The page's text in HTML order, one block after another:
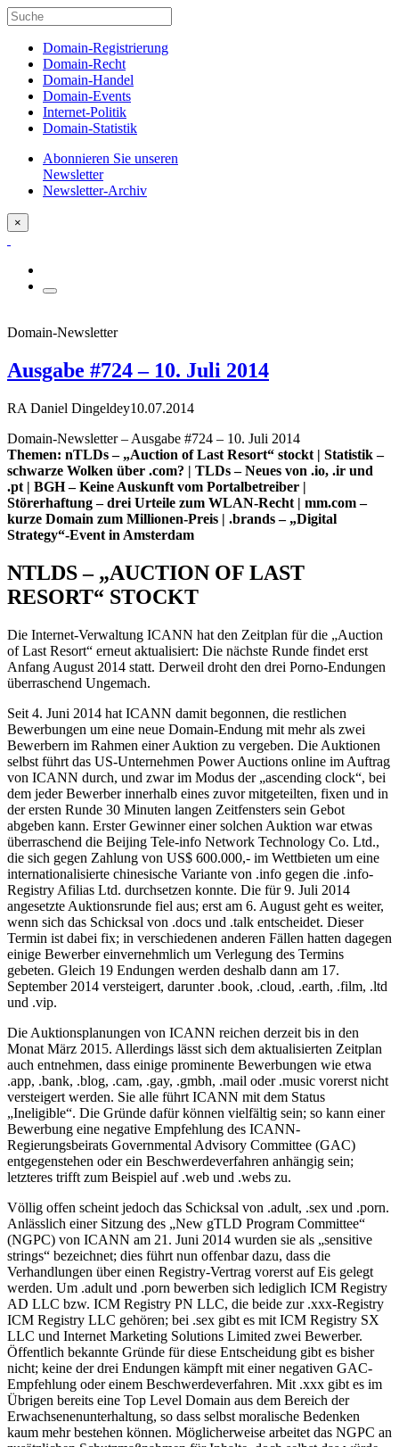
Domain-Registrierung
Domain-Recht
Domain-Handel
Domain-Events
Internet-Politik
Domain-Statistik
Abonnieren Sie unseren
Newsletter
Newsletter-Archiv
×
Domain-Newsletter
Ausgabe #724 – 10. Juli 2014
RA Daniel Dingeldey10.07.2014
Domain-Newsletter – Ausgabe #724 – 10. Juli 2014
Themen: nTLDs – „Auction of Last Resort“ stockt | Statistik –
schwarze Wolken über .com? | TLDs – Neues von .io, .ir und
.pt | BGH – Keine Auskunft vom Portalbetreiber |
Störerhaftung – drei Urteile zum WLAN-Recht | mm.com –
kurze Domain zum Millionen-Preis | .brands – „Digital
Strategy“-Event in Amsterdam
NTLDS – „AUCTION OF LAST
RESORT“ STOCKT
Die Internet-Verwaltung ICANN hat den Zeitplan für die „Auction
of Last Resort“ erneut aktualisiert: Die nächste Runde findet erst
Anfang August 2014 statt. Derweil droht den drei Porno-Endungen
überraschend Ungemach.
Seit 4. Juni 2014 hat ICANN damit begonnen, die restlichen
Bewerbungen um eine neue Domain-Endung mit mehr als zwei
Bewerbern im Rahmen einer Auktion zu vergeben. Die Auktionen
selbst führt das US-Unternehmen Power Auctions online im Auftrag
von ICANN durch, und zwar im Modus der „ascending clock“, bei
dem jeder Bewerber innerhalb eines zuvor mitgeteilten, fixen und in
der ersten Runde 30 Minuten langen Zeitfensters sein Gebot
abgeben kann. Erster Gewinner einer solchen Auktion war etwas
überraschend die Beijing Tele-info Network Technology Co. Ltd.,
die sich gegen Zahlung von US$ 600.000,- im Wettbieten um eine
internationalisierte chinesische Variante von .info gegen die .info-
Registry Afilias Ltd. durchsetzen konnte. Die für 9. Juli 2014
angesetzte Auktionsrunde fiel aus; erst am 6. August geht es weiter,
wenn sich das Schicksal von .docs und .talk entscheidet. Dieser
Termin ist dabei fix; in verschiedenen anderen Fällen hatten dagegen
einige Bewerber einvernehmlich um Verlegung des Termins
gebeten. Gleich 19 Endungen werden deshalb dann am 17.
September 2014 versteigert, darunter .book, .cloud, .earth, .film, .ltd
und .vip.
Die Auktionsplanungen von ICANN reichen derzeit bis in den
Monat März 2015. Allerdings lässt sich dem aktualisierten Zeitplan
auch entnehmen, dass einige prominente Bewerbungen wie etwa
.app, .bank, .blog, .cam, .gay, .gmbh, .mail oder .music vorerst nicht
versteigert werden. Sie alle führt ICANN mit dem Status
„Ineligible“. Die Gründe dafür können vielfältig sein; so kann einer
Bewerbung eine negative Empfehlung des ICANN-
Regierungsbeirats Governmental Advisory Committee (GAC)
entgegenstehen oder ein Beschwerdeverfahren anhängig sein;
letzteres trifft zum Beispiel auf .web und .webs zu.
Völlig offen scheint jedoch das Schicksal von .adult, .sex und .porn.
Anlässlich einer Sitzung des „New gTLD Program Committee“
(NGPC) von ICANN am 21. Juni 2014 wurden sie als „sensitive
strings“ bezeichnet; dies führt nun offenbar dazu, dass die
Verhandlungen über einen Registry-Vertrag vorerst auf Eis gelegt
werden. Um .adult und .porn bewerben sich lediglich ICM Registry
AD LLC bzw. ICM Registry PN LLC, die beide zur .xxx-Registry
ICM Registry LLC gehören; bei .sex gibt es mit ICM Registry SX
LLC und Internet Marketing Solutions Limited zwei Bewerber.
Öffentlich bekannte Gründe für diese Entscheidung gibt es bisher
nicht; keine der drei Endungen kämpft mit einer negativen GAC-
Empfehlung oder einem Beschwerdeverfahren. Mit .xxx gibt es im
Übrigen bereits eine Top Level Domain aus dem Bereich der
Erwachsenenunterhaltung, so dass selbst moralische Bedenken
kaum mehr bestehen können. Möglicherweise arbeitet das NGPC an